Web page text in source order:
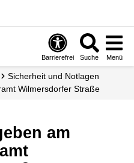
Barrierefrei Suche Menü
Sicherheit und Notlagen
Wilmersdorfer Straße
am